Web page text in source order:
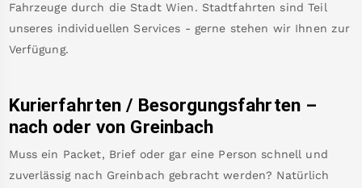
Fahrzeuge durch die Stadt Wien. Stadtfahrten sind Teil
unseres individuellen Services - gerne stehen wir Ihnen zur
Verfügung.
Kurierfahrten / Besorgungsfahrten –
nach oder von Greinbach
Muss ein Packet, Brief oder gar eine Person schnell und
zuverlässig nach Greinbach gebracht werden? Natürlich